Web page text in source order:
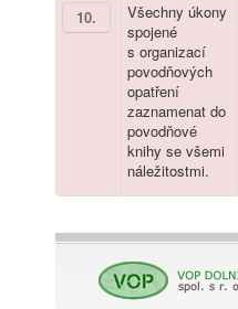
10.
Všechny úkony
spojené
s organizací
povodňových
opatření
zaznamenat do
povodňové
knihy se všemi
náležitostmi.